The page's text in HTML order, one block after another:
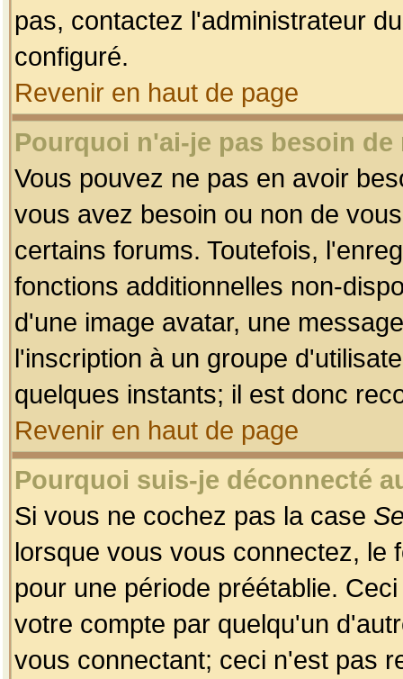
pas, contactez l'administrateur
configuré.
Revenir en haut de page
Pourquoi n'ai-je pas besoin
Vous pouvez ne pas en avoir
vous avez besoin ou non de
certains forums. Toutefois,
fonctions additionnelles non-
d'une image avatar, une
l'inscription à un groupe
quelques instants; il est donc
Revenir en haut de page
Pourquoi suis-je déconnecté
Si vous ne cochez pas la case
lorsque vous vous connectez, le
pour une période préétablie.
votre compte par quelqu'un
vous connectant; ceci n'est pas